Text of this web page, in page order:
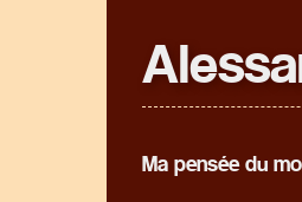
Ma pensée du